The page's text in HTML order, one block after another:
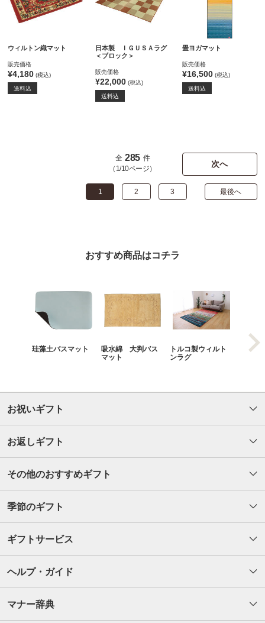
ウィルトン織マット
販売価格
¥4,180 (税込)
送料込
日本製 ＩＧＵＳＡラグ
＜ブロック＞
販売価格
¥22,000(税込)
送料込
畳ヨガマット
販売価格
¥16,500 (税込)
送料込
次へ
全 285 件
（1/10ページ）
1 2 3 最後へ
おすすめ商品はコチラ
珪藻土バスマット
吸水綿 大判バス
マット
トルコ製ウィルト
ンラグ
イン
お祝いギフト
お返しギフト
その他のおすすめギフト
季節のギフト
ギフトサービス
ヘルプ・ガイド
マナー辞典